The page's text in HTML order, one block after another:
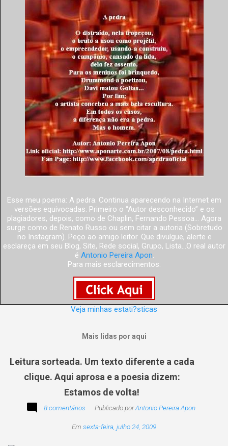
Esse meu poema: A pedra. Continua aparecendo na Internet em
versões equivocadas: Primeiro o “Autor desconhecido” e os
plagiadores, depois, como de Chaplin, Fernando Pessoa... Agora
surge como de Renato Russo ou sem citar a autoria (Sobretudo
no Instagram). Peço ao amigo leitor. Que divulgue, alerte e
esclareça em seu Blog, Site, Rede social, Grupo, Lista...O real autor
é Antonio Pereira Apon.
Para mais esclarecimentos:
Veja minhas estati?sticas
Mais lidas por aqui
Leitura sorteada. Um texto diferente a cada
clique. Aqui aprosa e a poesia dizem:
Estamos de volta!
8 comentários Publicado porAntonio Pereira Apon
Em sexta-feira, julho 24, 2009